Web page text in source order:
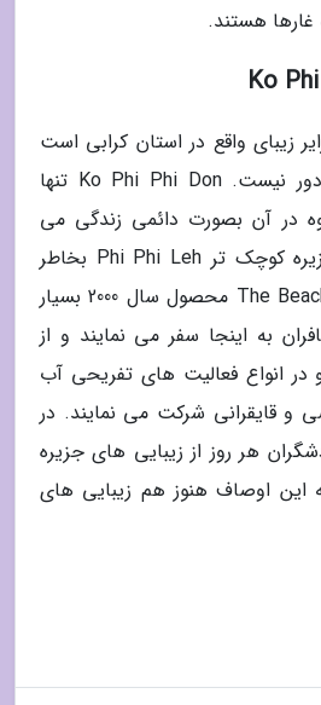
غارها هستند.
زیبای واقع در استان کرابی است
که از پوکت زیاد هم دور نیست. Ko Phi Phi Don تنها
در آن بصورت دائمی زندگی می
نمایند، در حالی که جزیره کوچک تر Phi Phi Leh بخاطر
محل فیلمبرداری فیلم The Beach محصول سال 2000 بسیار
به اینجا سفر می نمایند و از
انواع فعالیت های تفریحی آب
و قایقرانی شرکت می نمایند. در
هر روز از زیبایی های جزیره
این اوصاف هنوز هم زیبایی های